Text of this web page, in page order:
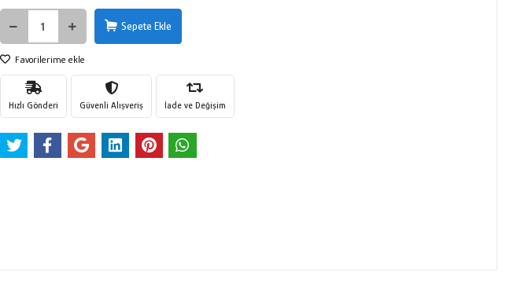
Sepete Ekle
Favorilerime ekle
Hızlı Gönderi Güvenli Alışveriş İade ve Değişim